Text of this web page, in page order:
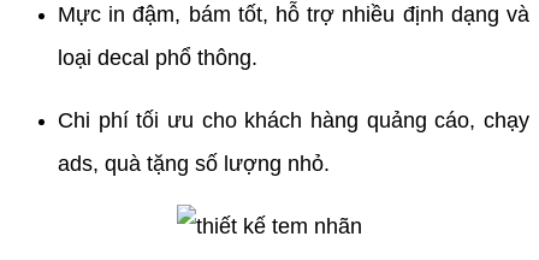
Mực in đậm, bám tốt, hỗ trợ nhiều định dạng và
loại decal phổ thông.
Chi phí tối ưu cho khách hàng quảng cáo, chạy
ads, quà tặng số lượng nhỏ.